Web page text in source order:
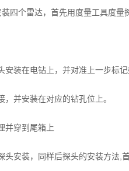
四个雷达，首先用度量工具度量
安装在电钻上，并对准上一步标
并安装在对应的钻孔位上。
并穿到尾箱上
头安装，同样后探头的安装方法,